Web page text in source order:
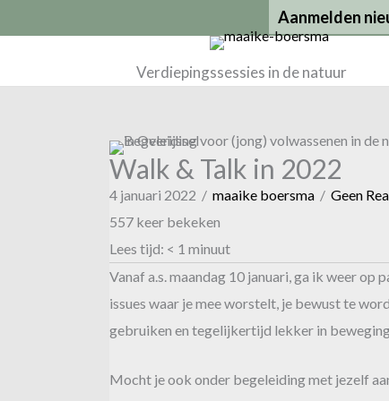
naar
Aanmelden
Verdiepingssessies in de natuur
Walk & Talk in 2022
4 januari 2022 / maaike boersma / Geen
557 keer bekeken
Lees tijd: < 1 minuut
Vanaf a.s. maandag 10 januari, ga ik weer op
issues waar je mee worstelt, je bewust te
gebruiken en tegelijkertijd lekker in
Mocht je ook onder begeleiding met jezelf